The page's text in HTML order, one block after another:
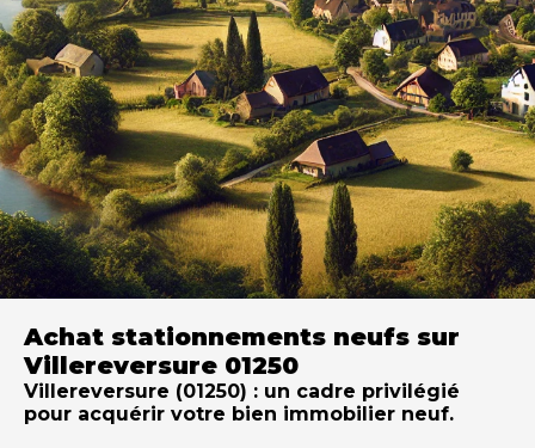
Achat stationnements neufs sur
Villereversure 01250
Villereversure (01250) : un cadre privilégié
pour acquérir votre bien immobilier neuf.